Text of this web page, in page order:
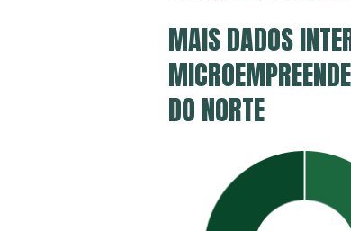
MAIS DADOS
DO NORTE